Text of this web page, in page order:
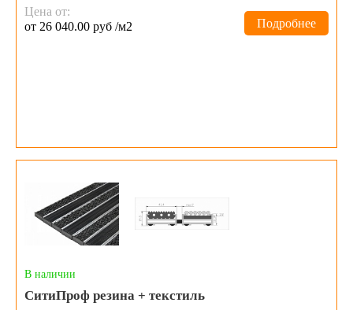
Цена от:
от 26 040.00 руб /м2
Подробнее
В наличии
СитиПроф резина + текстиль